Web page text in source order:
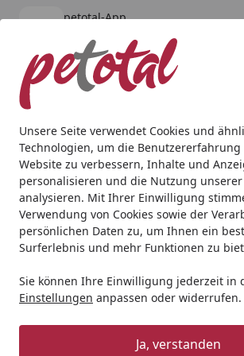
Unsere Seite verwendet Cookies und
Technologien, um die
Website zu verbessern, Inhalte und
personalisieren und die Nutzung unserer
analysieren. Mit Ihrer Einwilligung
Verwendung von Cookies sowie der
persönlichen Daten zu, um Ihnen ein
Surferlebnis und mehr Funktionen zu
Sie können Ihre Einwilligung jederzeit in
Einstellungen anpassen oder widerrufen.
Ja, verstanden
petotal-App
kostenlos - Im App Store
Alle Produkte
Mein Konto
Suchen
Startseite
Aquaristik Heilmittel Algumin (100
Algumin (100 ml)